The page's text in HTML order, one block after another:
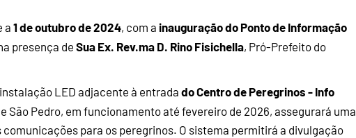
a1 de outubro de 2024, com a inauguração do Ponto de Informação
presença deSua Ex. Rev.ma D. Rino Fisichella, Pró-Prefeito do
LED adjacente à entradado Centro de Peregrinos - Info
São Pedro, em funcionamento até fevereiro de 2026, assegurará uma
para os peregrinos. O sistema permitirá a divulgação